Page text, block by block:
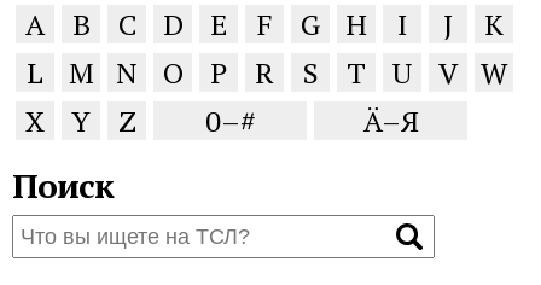
A B C D E F G H I J
K
L
M N O P R S T U V W
X
Y Z 0–# Ä–Я
Поиск